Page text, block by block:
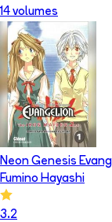
14 volumes
Neon Genesis
Fumino Hayashi
3.2